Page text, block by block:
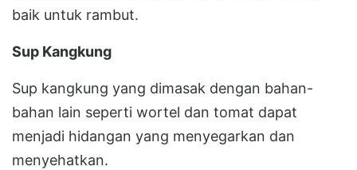
baik untuk rambut.
Sup Kangkung
Sup kangkung yang dimasak dengan bahan-
bahan lain seperti wortel dan tomat dapat
menjadi hidangan yang menyegarkan dan
menyehatkan.